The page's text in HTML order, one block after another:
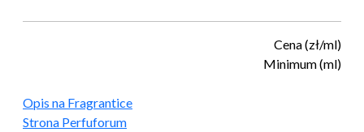
Cena (zł/ml)
Minimum (ml)
Opis na Fragrantice
Strona Perfuforum